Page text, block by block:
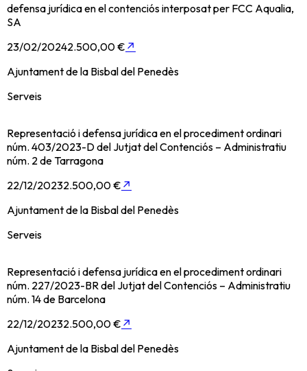
defensa jurídica en el contenciós interposat per FCC Aqualia,
SA
23/02/20242.500,00 € ↗
Ajuntament de la Bisbal del Penedès
Serveis
Representació i defensa jurídica en el procediment ordinari
núm. 403/2023-D del Jutjat del Contenciós – Administratiu
núm. 2 de Tarragona
22/12/20232.500,00 € ↗
Ajuntament de la Bisbal del Penedès
Serveis
Representació i defensa jurídica en el procediment ordinari
núm. 227/2023-BR del Jutjat del Contenciós – Administratiu
núm. 14 de Barcelona
22/12/20232.500,00 € ↗
Ajuntament de la Bisbal del Penedès